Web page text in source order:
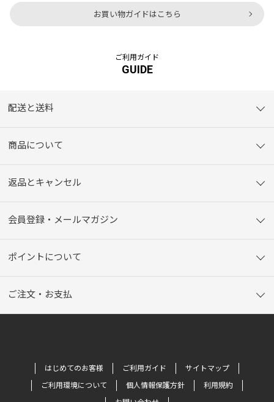
お買い物ガイドはこちら
ご利用ガイド
GUIDE
配送と送料
商品について
返品とキャンセル
会員登録・メールマガジン
ポイントについて
ご注文・お支払
はじめてのお客様 ご利用ガイド
サイトマップ
ご利用環境について
個人情報保護方針
利用規約